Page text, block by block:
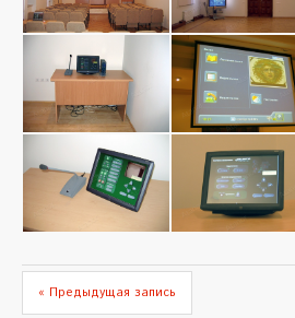
« Предыдущая запись